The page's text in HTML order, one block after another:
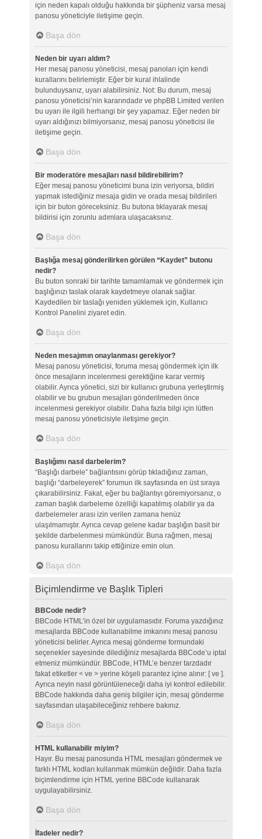
için neden kapalı olduğu hakkında bir şüpheniz varsa mesaj
panosu yöneticiyle iletişime geçin.
Başa dön
Neden bir uyarı aldım?
Her mesaj panosu yöneticisi, mesaj panoları için kendi
kurallarını belirlemiştir. Eğer bir kural ihlalinde
bulunduysanız, uyarı alabilirsiniz. Not: Bu durum, mesaj
panosu yöneticisi’nin kararındadır ve phpBB Limited verilen
bu uyarı ile ilgili herhangi bir şey yapamaz. Eğer neden bir
uyarı aldığınızı bilmiyorsanız, mesaj panosu yöneticisi ile
iletişime geçin.
Başa dön
Bir moderatöre mesajları nasıl bildirebilirim?
Eğer mesaj panosu yöneticimi buna izin veriyorsa, bildiri
yapmak istediğiniz mesaja gidin ve orada mesaj bildirileri
için bir buton göreceksiniz. Bu butona tıklayarak mesaj
bildirisi için zorunlu adımlara ulaşacaksınız.
Başa dön
Başlığa mesaj gönderilirken görülen “Kaydet” butonu
nedir?
Bu buton sonraki bir tarihte tamamlamak ve göndermek için
başlığınızı taslak olarak kaydetmeye olanak sağlar.
Kaydedilen bir taslağı yeniden yüklemek için, Kullanıcı
Kontrol Panelini ziyaret edin.
Başa dön
Neden mesajımın onaylanması gerekiyor?
Mesaj panosu yöneticisi, foruma mesaj göndermek için ilk
önce mesajların incelenmesi gerektiğine karar vermiş
olabilir. Ayrıca yönetici, sizi bir kullanıcı grubuna yerleştirmiş
olabilir ve bu grubun mesajları gönderilmeden önce
incelenmesi gerekiyor olabilir. Daha fazla bilgi için lütfen
mesaj panosu yöneticisiyle iletişime geçin.
Başa dön
Başlığımı nasıl darbelerim?
“Başlığı darbele” bağlantısını görüp tıkladığınız zaman,
başlığı “darbeleyerek” forumun ilk sayfasında en üst sıraya
çıkarabilirsiniz. Fakat, eğer bu bağlantıyı göremiyorsanız, o
zaman başlık darbeleme özelliği kapatılmış olabilir ya da
darbelemeler arası izin verilen zamana henüz
ulaşılmamıştır. Ayrıca cevap gelene kadar başlığın basit bir
şekilde darbelenmesi mümkündür. Buna rağmen, mesaj
panosu kurallarını takip ettiğinize emin olun.
Başa dön
Biçimlendirme ve Başlık Tipleri
BBCode nedir?
BBCode HTML’in özel bir uygulamasıdır. Foruma yazdığınız
mesajlarda BBCode kullanabilme imkanını mesaj panosu
yöneticisi belirler. Ayrıca mesaj gönderme formundaki
seçenekler sayesinde dilediğiniz mesajlarda BBCode’u iptal
etmeniz mümkündür. BBCode, HTML’e benzer tarzdadır
fakat etiketler < ve > yerine köşeli parantez içine alınır: [ ve ].
Ayrıca neyin nasıl görüntüleneceği daha iyi kontrol edilebilir.
BBCode hakkında daha geniş bilgiler için, mesaj gönderme
sayfasından ulaşabileceğiniz rehbere bakınız.
Başa dön
HTML kullanabilir miyim?
Hayır. Bu mesaj panosunda HTML mesajları göndermek ve
farklı HTML kodları kullanmak mümkün değildir. Daha fazla
biçimlendirme için HTML yerine BBCode kullanarak
uygulayabilirsiniz.
Başa dön
İfadeler nedir?